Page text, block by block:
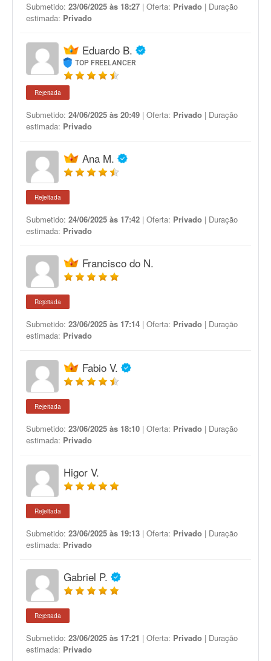
Submetido: 23/06/2025 às 18:27 | Oferta: Privado | Duração
estimada: Privado
Eduardo B.
TOP FREELANCER
Rejeitada
Submetido: 24/06/2025 às 20:49 | Oferta: Privado | Duração
estimada: Privado
Ana M.
Rejeitada
Submetido: 24/06/2025 às 17:42 | Oferta: Privado | Duração
estimada: Privado
Francisco do N.
Rejeitada
Submetido: 23/06/2025 às 17:14 | Oferta: Privado | Duração
estimada: Privado
Fabio V.
Rejeitada
Submetido: 23/06/2025 às 18:10 | Oferta: Privado | Duração
estimada: Privado
Higor V.
Rejeitada
Submetido: 23/06/2025 às 19:13 | Oferta: Privado | Duração
estimada: Privado
Gabriel P.
Rejeitada
Submetido: 23/06/2025 às 17:21 | Oferta: Privado | Duração
estimada: Privado